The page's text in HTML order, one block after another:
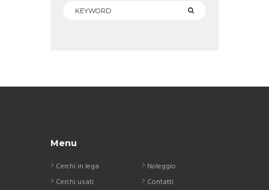
Menu
Cerchi in lega
Cerchi usati
Noleggio
Contatti